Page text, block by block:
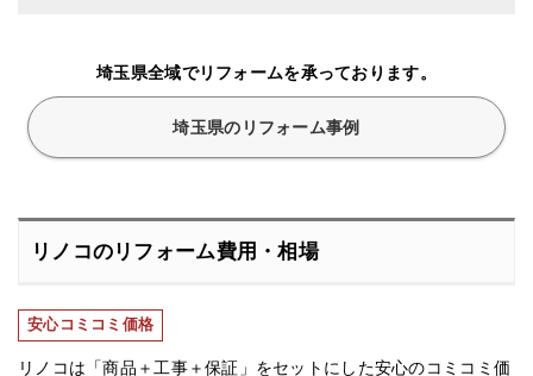
埼玉県全域でリフォームを承っております。
埼玉県のリフォーム事例
リノコのリフォーム費用・相場
安心コミコミ価格
リノコは「商品＋工事＋保証」をセットにした安心のコミコミ価